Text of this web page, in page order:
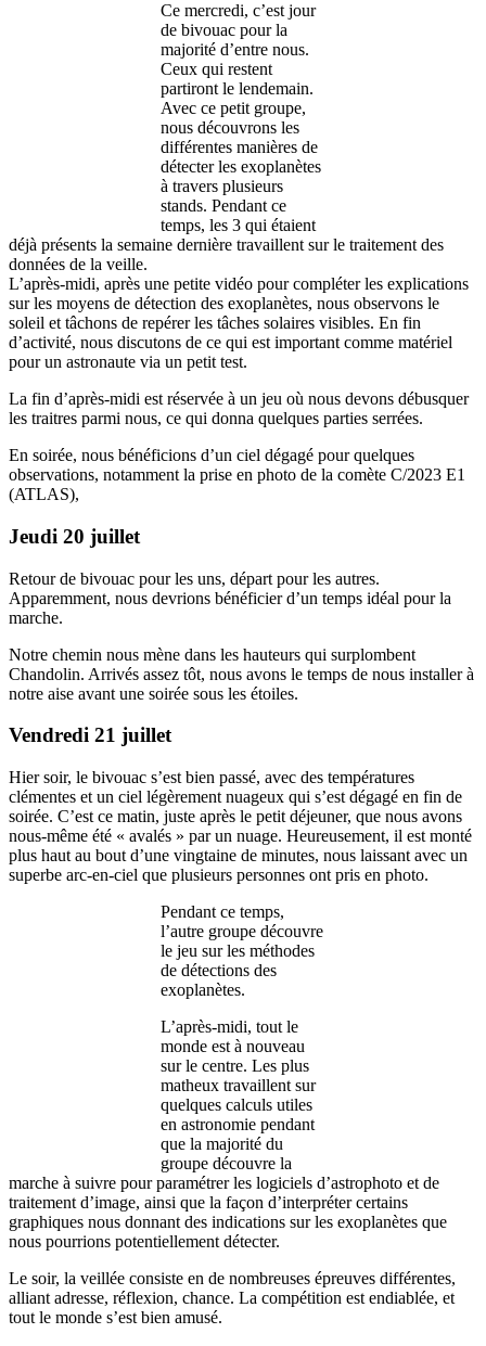
Ce mercredi, c’est jour
de bivouac pour la
majorité d’entre nous.
Ceux qui restent
partiront le lendemain.
Avec ce petit groupe,
nous découvrons les
différentes manières de
détecter les exoplanètes
à travers plusieurs
stands. Pendant ce
temps, les 3 qui étaient
déjà présents la semaine dernière travaillent sur le traitement des
données de la veille.
L’après-midi, après une petite vidéo pour compléter les explications
sur les moyens de détection des exoplanètes, nous observons le
soleil et tâchons de repérer les tâches solaires visibles. En fin
d’activité, nous discutons de ce qui est important comme matériel
pour un astronaute via un petit test.
La fin d’après-midi est réservée à un jeu où nous devons débusquer
les traitres parmi nous, ce qui donna quelques parties serrées.
En soirée, nous bénéficions d’un ciel dégagé pour quelques
observations, notamment la prise en photo de la comète C/2023 E1
(ATLAS),
Jeudi 20 juillet
Retour de bivouac pour les uns, départ pour les autres.
Apparemment, nous devrions bénéficier d’un temps idéal pour la
marche.
Notre chemin nous mène dans les hauteurs qui surplombent
Chandolin. Arrivés assez tôt, nous avons le temps de nous installer à
notre aise avant une soirée sous les étoiles.
Vendredi 21 juillet
Hier soir, le bivouac s’est bien passé, avec des températures
clémentes et un ciel légèrement nuageux qui s’est dégagé en fin de
soirée. C’est ce matin, juste après le petit déjeuner, que nous avons
nous-même été « avalés » par un nuage. Heureusement, il est monté
plus haut au bout d’une vingtaine de minutes, nous laissant avec un
superbe arc-en-ciel que plusieurs personnes ont pris en photo.
Pendant ce temps,
l’autre groupe découvre
le jeu sur les méthodes
de détections des
exoplanètes.
L’après-midi, tout le
monde est à nouveau
sur le centre. Les plus
matheux travaillent sur
quelques calculs utiles
en astronomie pendant
que la majorité du
groupe découvre la
marche à suivre pour paramétrer les logiciels d’astrophoto et de
traitement d’image, ainsi que la façon d’interpréter certains
graphiques nous donnant des indications sur les exoplanètes que
nous pourrions potentiellement détecter.
Le soir, la veillée consiste en de nombreuses épreuves différentes,
alliant adresse, réflexion, chance. La compétition est endiablée, et
tout le monde s’est bien amusé.